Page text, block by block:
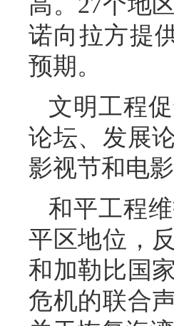
诺向拉方提
预期。
文明工程
论坛、发展
影视节和电
和平工程
平区地位，
和加勒比国
危机的联合